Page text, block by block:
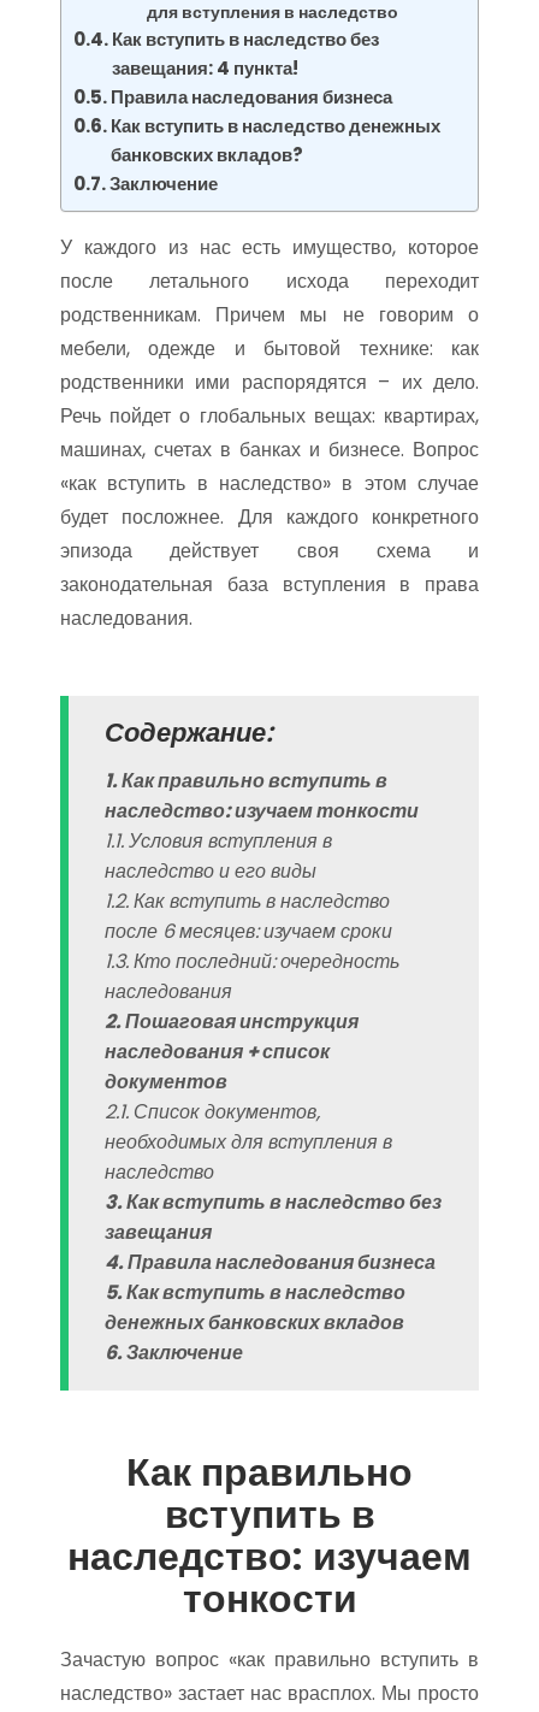
для вступления в наследство
Как вступить в наследство без
завещания: 4 пункта!
Правила наследования бизнеса
Как вступить в наследство денежных
банковских вкладов?
Заключение
У каждого из нас есть имущество, которое
после летального исхода переходит
родственникам. Причем мы не говорим о
мебели, одежде и бытовой технике: как
родственники ими распорядятся – их дело.
Речь пойдет о глобальных вещах: квартирах,
машинах, счетах в банках и бизнесе. Вопрос
«как вступить в наследство» в этом случае
будет посложнее. Для каждого конкретного
эпизода действует своя схема и
законодательная база вступления в права
наследования.
Содержание:
1. Как правильно вступить в
наследство: изучаем тонкости
1.1. Условия вступления в
наследство и его виды
1.2. Как вступить в наследство
после 6 месяцев: изучаем сроки
1.3. Кто последний: очередность
наследования
2. Пошаговая инструкция
наследования + список
документов
2.1. Список документов,
необходимых для вступления в
наследство
3. Как вступить в наследство без
завещания
4. Правила наследования бизнеса
5. Как вступить в наследство
денежных банковских вкладов
6. Заключение
Как правильно
вступить в
наследство: изучаем
тонкости
Зачастую вопрос «как правильно вступить в
наследство» застает нас врасплох. Мы просто